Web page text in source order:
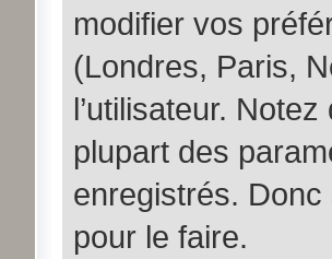
modifier vos
(Londres, Paris,
l’utilisateur.
plupart des
enregistrés. Donc
pour le faire.